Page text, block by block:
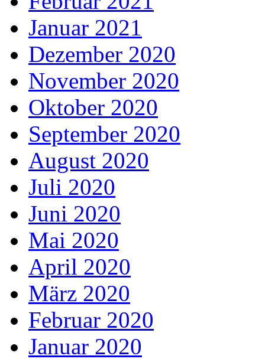
Januar 2021
Dezember 2020
November 2020
Oktober 2020
September 2020
August 2020
Juli 2020
Juni 2020
Mai 2020
April 2020
März 2020
Februar 2020
Januar 2020